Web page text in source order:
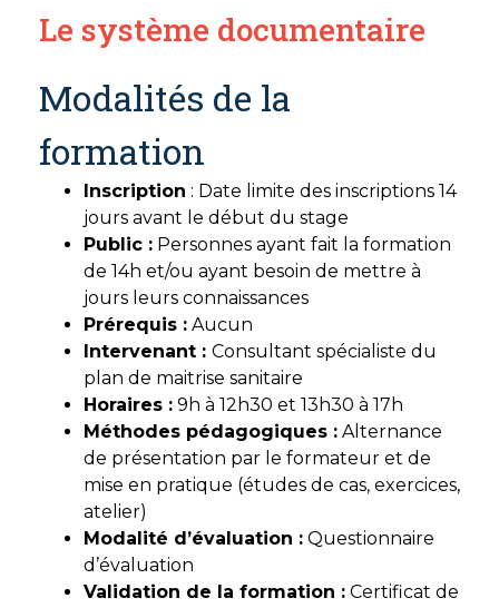
Le système documentaire
Modalités de la
formation
Inscription : Date limite des inscriptions 14
jours avant le début du stage
Public : Personnes ayant fait la formation
de 14h et/ou ayant besoin de mettre à
jours leurs connaissances
Prérequis : Aucun
Intervenant : Consultant spécialiste du
plan de maitrise sanitaire
Horaires : 9h à 12h30 et 13h30 à 17h
Méthodes pédagogiques : Alternance
de présentation par le formateur et de
mise en pratique (études de cas, exercices,
atelier)
Modalité d’évaluation : Questionnaire
d’évaluation
Validation de la formation : Certificat de